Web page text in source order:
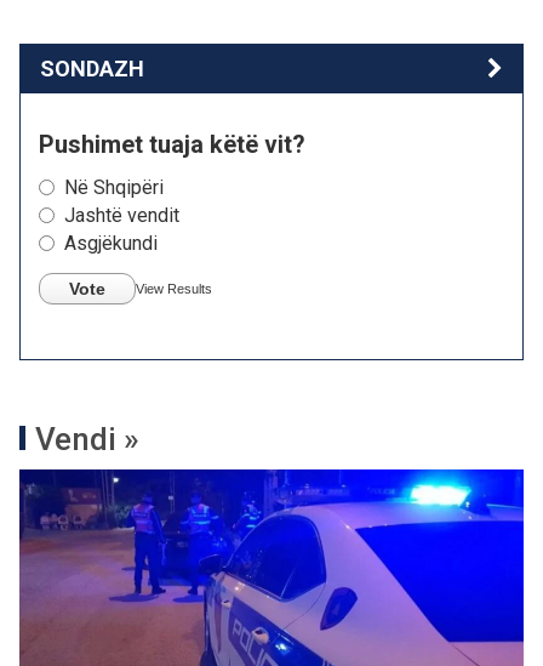
SONDAZH
Pushimet tuaja këtë vit?
Në Shqipëri
Jashtë vendit
Asgjëkundi
Vote View Results
Vendi »